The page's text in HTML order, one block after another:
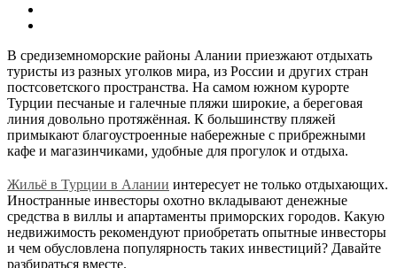
В средиземноморские районы Алании приезжают отдыхать
туристы из разных уголков мира, из России и других стран
постсоветского пространства. На самом южном курорте
Турции песчаные и галечные пляжи широкие, а береговая
линия довольно протяжённая. К большинству пляжей
примыкают благоустроенные набережные с прибрежными
кафе и магазинчиками, удобные для прогулок и отдыха.
Жильё в Турции в Алании интересует не только отдыхающих.
Иностранные инвесторы охотно вкладывают денежные
средства в виллы и апартаменты приморских городов. Какую
недвижимость рекомендуют приобретать опытные инвесторы
и чем обусловлена популярность таких инвестиций? Давайте
разбираться вместе.